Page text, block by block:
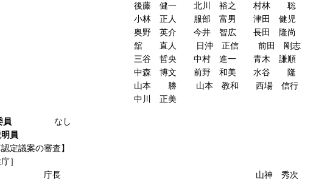
藤 健一 北川 裕之 村林 聡
林 正人 服部 富男 津田 健児
野 英介 今井 智広 長田 隆尚
直人 日沖 正信 前田 剛志
谷 哲央 中村 進一 青木 謙順
森 博文 前野 和美 水谷 隆
本 勝 山本 教和 西場 信行
川 正美
なし
員
認定議案の審査】
］
長 山神 秀次